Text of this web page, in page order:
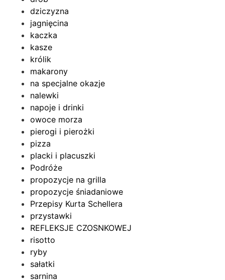
dziczyzna
jagnięcina
kaczka
kasze
królik
makarony
na specjalne okazje
nalewki
napoje i drinki
owoce morza
pierogi i pierożki
pizza
placki i placuszki
Podróże
propozycje na grilla
propozycje śniadaniowe
Przepisy Kurta Schellera
przystawki
REFLEKSJE CZOSNKOWEJ
risotto
ryby
sałatki
sarnina